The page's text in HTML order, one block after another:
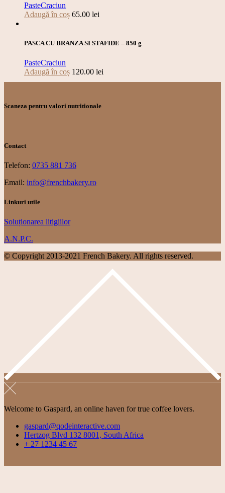
PasteCraciun
Adaugă în coș 65.00 lei
PASCA CU BRANZA SI STAFIDE – 850 g
PasteCraciun
Adaugă în coș 120.00 lei
Scaneza pentru valori nutritionale
Contact
Telefon: 0735 881 736
Email: info@frenchbakery.ro
Linkuri utile
Soluționarea litigiilor
A.N.P.C.
© Copyright 2013-2021 French Bakery. All rights reserved.
Welcome to Gaspard, an online haven for true coffee lovers.
gaspard@qodeinteractive.com
Hertzog Blvd 132 8001, South Africa
+ 27 1234 45 67